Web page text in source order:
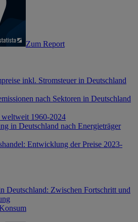
Zum Report
inkl. Stromsteuer in Deutschland
nach Sektoren in Deutschland
1960-2024
in Deutschland nach Energieträger
Entwicklung der Preise 2023-
Deutschland: Zwischen Fortschritt und